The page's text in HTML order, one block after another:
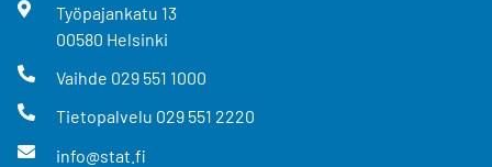
Työpajankatu 13
00580 Helsinki
Vaihde 029 551 1000
Tietopalvelu 029 551 2220
info@stat.fi